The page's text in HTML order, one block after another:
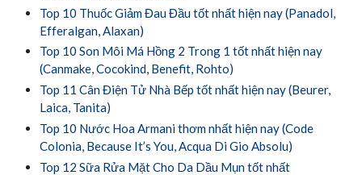
Top 10 Thuốc Giảm Đau Đầu tốt nhất hiện nay (Panadol,
Efferalgan, Alaxan)
Top 10 Son Môi Má Hồng 2 Trong 1 tốt nhất hiện nay
(Canmake, Cocokind, Benefit, Rohto)
Top 11 Cân Điện Tử Nhà Bếp tốt nhất hiện nay (Beurer,
Laica, Tanita)
Top 10 Nước Hoa Armani thơm nhất hiện nay (Code
Colonia, Because It’s You, Acqua Di Gio Absolu)
Top 12 Sữa Rửa Mặt Cho Da Dầu Mụn tốt nhất